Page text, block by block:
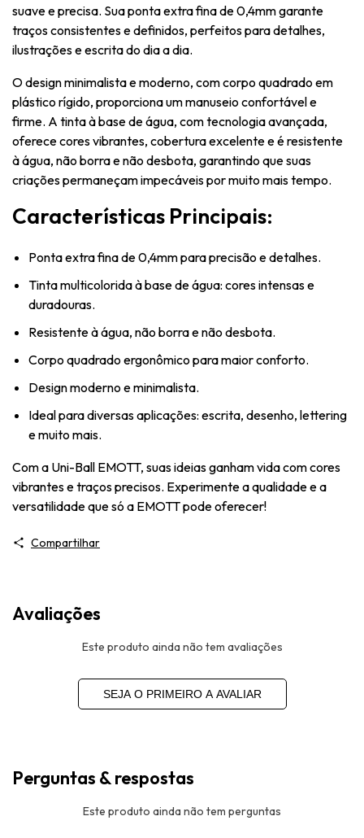
suave e precisa. Sua ponta extra fina de 0,4mm garante
traços consistentes e definidos, perfeitos para detalhes,
ilustrações e escrita do dia a dia.
O design minimalista e moderno, com corpo quadrado em
plástico rígido, proporciona um manuseio confortável e
firme. A tinta à base de água, com tecnologia avançada,
oferece cores vibrantes, cobertura excelente e é resistente
à água, não borra e não desbota, garantindo que suas
criações permaneçam impecáveis por muito mais tempo.
Características Principais:
Ponta extra fina de 0,4mm para precisão e detalhes.
Tinta multicolorida à base de água: cores intensas e
duradouras.
Resistente à água, não borra e não desbota.
Corpo quadrado ergonômico para maior conforto.
Design moderno e minimalista.
Ideal para diversas aplicações: escrita, desenho, lettering
e muito mais.
Com a Uni-Ball EMOTT, suas ideias ganham vida com cores
vibrantes e traços precisos. Experimente a qualidade e a
versatilidade que só a EMOTT pode oferecer!
Compartilhar
Avaliações
Este produto ainda não tem avaliações
SEJA O PRIMEIRO A AVALIAR
Perguntas & respostas
Este produto ainda não tem perguntas